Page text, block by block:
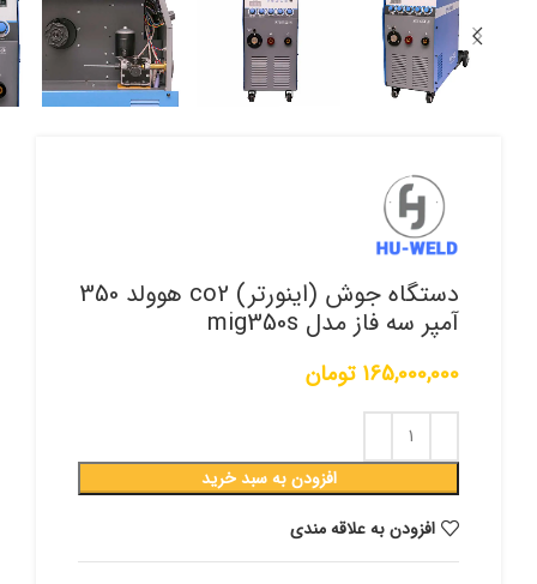
دستگاه جوش (اینورتر) co2 هوولد 350
آمپر سه فاز مدل mig350s
165,000,000 تومان
افزودن به سبد خرید
افزودن به علاقه مندی